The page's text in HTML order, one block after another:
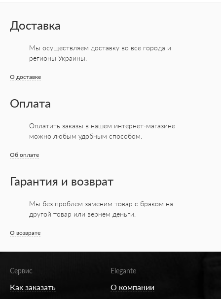
Доставка
Мы осуществляем доставку во все города и
регионы Украины.
О доставке
Оплата
Оплатить заказы в нашем интернет-магазине
можно любым удобным способом.
Об оплате
Гарантия и возврат
Мы без проблем заменим товар с браком на
другой товар или вернем деньги.
О возврате
Сервис
Как заказать
Elegante
О компании